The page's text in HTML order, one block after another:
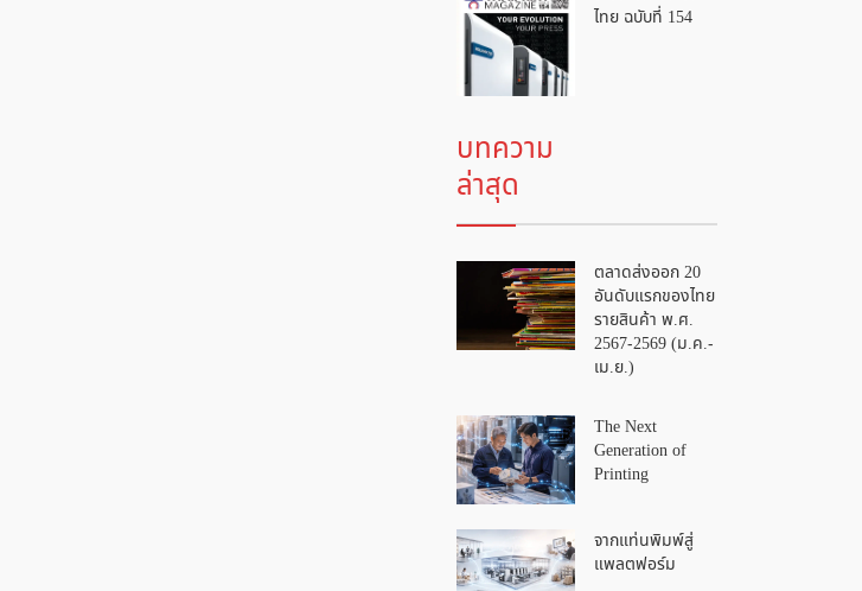
ไทย ฉบับที่ 154
บทความ
ล่าสุด
ตลาดส่งออก 20
อันดับแรกของไทย
รายสินค้า พ.ศ.
2567-2569 (ม.ค.-
เม.ย.)
The Next
Generation of
Printing
จากแท่นพิมพ์สู่
แพลตฟอร์ม